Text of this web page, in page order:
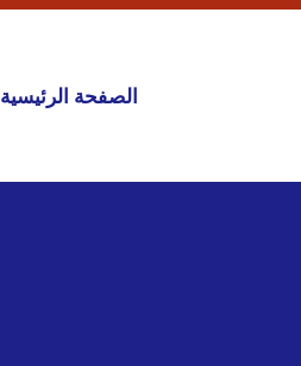
الصفحة الرئيسية